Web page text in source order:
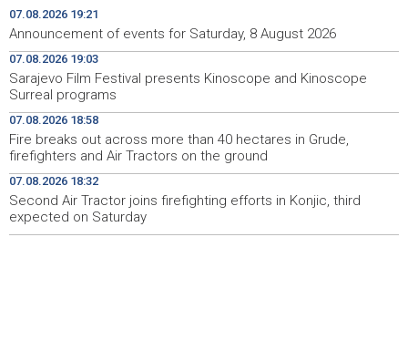
19:44 Faris Dževahirić novi nogometaš Veleža
Announcement of events for Saturday, 8 August 2026
19:10
Rudari Milanovića ubijedili da ode kući, Memčić se već
ponovo vratio u jamu 'Raspotočje'
19:03
Sarajevo Film Festival presents Kinoscope and
Kinoscope Surreal programs
19:00 Najave događaja za 8. 8. 2026. godine (subota)
07.08.2026 19:21
Announcement of events for Saturday, 8 August 2026
07.08.2026 19:03
Sarajevo Film Festival presents Kinoscope and Kinoscope
Surreal programs
07.08.2026 18:58
Fire breaks out across more than 40 hectares in Grude,
firefighters and Air Tractors on the ground
07.08.2026 18:32
Second Air Tractor joins firefighting efforts in Konjic, third
expected on Saturday